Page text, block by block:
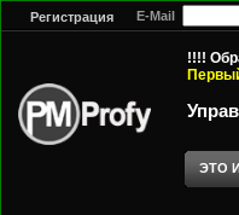
Регистрация E-Mail
!!!!
ЭТО